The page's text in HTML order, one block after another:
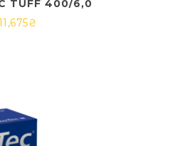
TUFF 400/6,0
₴